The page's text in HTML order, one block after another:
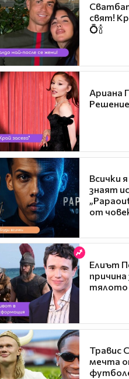
свят!
💍🍾
Ариана
Всички
знаят
от
Елиът
тялото
Травис
мечта